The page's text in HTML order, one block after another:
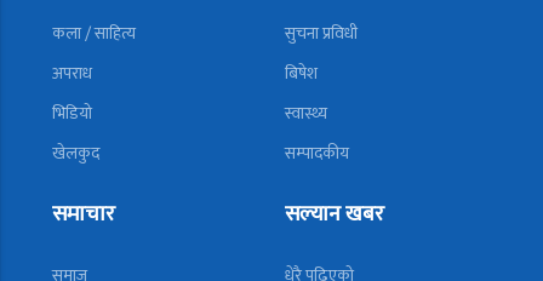
सुचना प्रविधी
बिषेश
स्वास्थ्य
सम्पादकीय
कला / साहित्य
अपराध
भिडियो
खेलकुद
सल्यान खबर
समाचार